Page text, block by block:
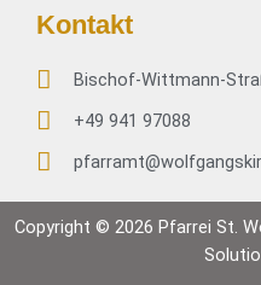
Kontakt
Bischof-Wittmann-
+49 941 97088
Copyright © 2026 Pfarrei St.